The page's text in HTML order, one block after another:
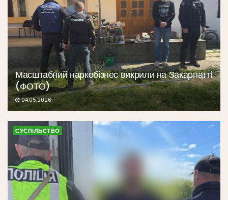
Масштабний наркобізнес викрили на Закарпатті
(ФОТО)
04.05.2026
СУСПІЛЬСТВО